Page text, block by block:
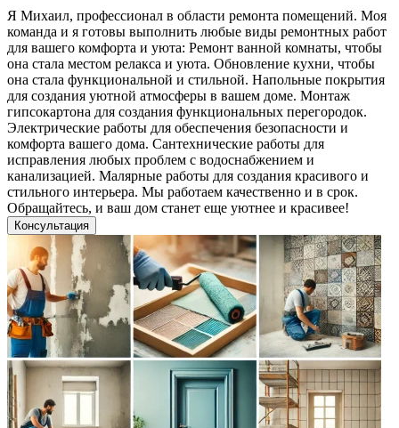
Я Михаил, профессионал в области ремонта помещений. Моя
команда и я готовы выполнить любые виды ремонтных работ
для вашего комфорта и уюта: Ремонт ванной комнаты, чтобы
она стала местом релакса и уюта. Обновление кухни, чтобы
она стала функциональной и стильной. Напольные покрытия
для создания уютной атмосферы в вашем доме. Монтаж
гипсокартона для создания функциональных перегородок.
Электрические работы для обеспечения безопасности и
комфорта вашего дома. Сантехнические работы для
исправления любых проблем с водоснабжением и
канализацией. Малярные работы для создания красивого и
стильного интерьера. Мы работаем качественно и в срок.
Обращайтесь, и ваш дом станет еще уютнее и красивее!
Консультация